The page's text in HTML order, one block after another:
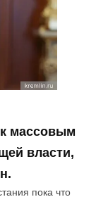
массовым
власти,
пока что